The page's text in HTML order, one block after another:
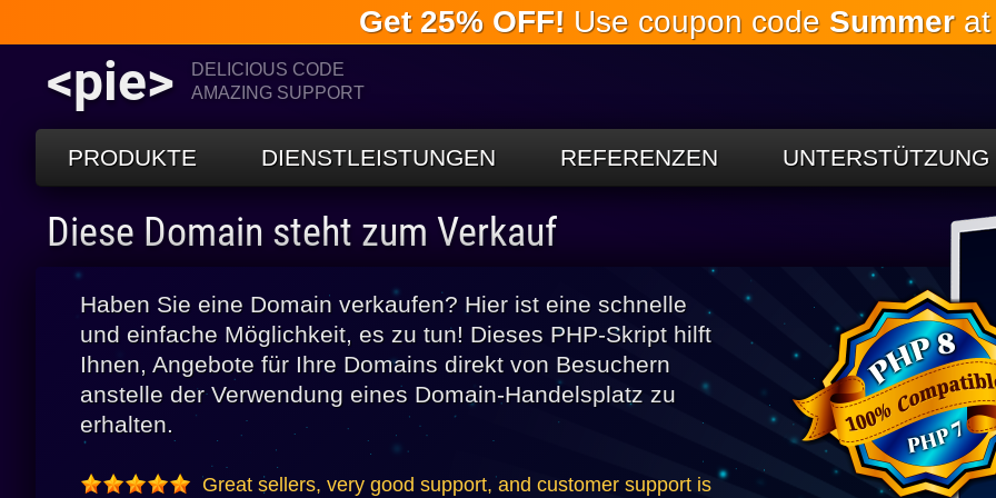
Springe
zum
Get 25% OFF! Use coupon code Summerat
<pie>
DELICIOUS CODE
AMAZING SUPPORT
PRODUKTE DIENSTLEISTUNGEN REFERENZEN UNTERSTÜTZUNG
Diese Domain steht zum Verkauf
Haben Sie eine Domain verkaufen? Hier ist eine schnelle
und einfache Möglichkeit, es zu tun! Dieses PHP-Skript hilft
Ihnen, Angebote für Ihre Domains direkt von Besuchern
anstelle der Verwendung eines Domain-Handelsplatz zu
erhalten.
Great sellers, very good support, and customer support is